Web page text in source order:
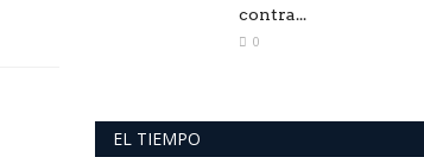
contra...
0
EL TIEMPO